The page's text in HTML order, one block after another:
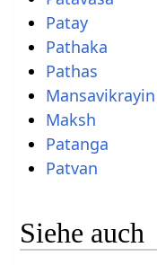
Patay
Pathaka
Pathas
Mansavikrayin
Maksh
Patanga
Patvan
Siehe auch